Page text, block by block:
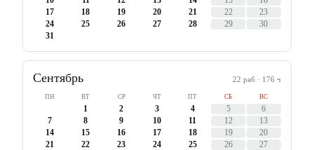
17
18 19 20 21 22
23
24
25 26 27 28 29
30
31
Сентябрь 22 раб · 176 ч
ПН ВТ СР ЧТ ПТ СБ ВС
1 2 3 4 5
6
7
8 9 10 11 12
13
14
15 16 17 18 19
20
21
22 23 24 25 26
27